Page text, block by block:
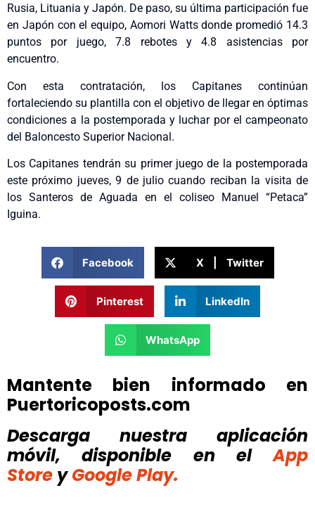
Rusia, Lituania y Japón. De paso, su última participación fue
en Japón con el equipo, Aomori Watts donde promedió 14.3
puntos por juego, 7.8 rebotes y 4.8 asistencias por
encuentro.
Con esta contratación, los Capitanes continúan
fortaleciendo su plantilla con el objetivo de llegar en óptimas
condiciones a la postemporada y luchar por el campeonato
del Baloncesto Superior Nacional.
Los Capitanes tendrán su primer juego de la postemporada
este próximo jueves, 9 de julio cuando reciban la visita de
los Santeros de Aguada en el coliseo Manuel “Petaca”
Iguina.
Facebook X | Twitter
Pinterest LinkedIn
WhatsApp
Mantente bien informado en
Puertoricoposts.com
Descarga nuestra aplicación
móvil, disponible
en el
App
Store y Google Play.